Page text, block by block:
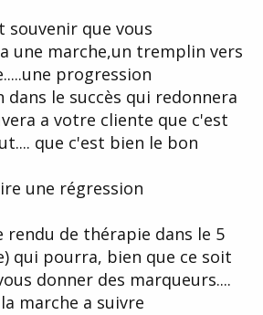
souvenir que vous
une marche,un tremplin vers
progression
le succès qui redonnera
a votre cliente que c'est
que c'est bien le bon
une régression
rendu de thérapie dans le 5
qui pourra, bien que ce soit
donner des marqueurs....
marche a suivre